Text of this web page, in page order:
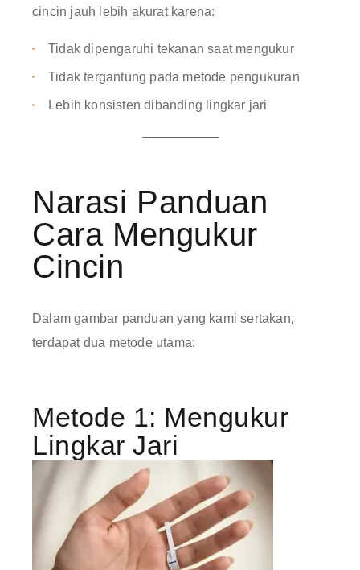
cincin jauh lebih akurat karena:
Tidak dipengaruhi tekanan saat mengukur
Tidak tergantung pada metode pengukuran
Lebih konsisten dibanding lingkar jari
Narasi Panduan
Cara Mengukur
Cincin
Dalam gambar panduan yang kami sertakan,
terdapat dua metode utama:
Metode 1: Mengukur
Lingkar Jari